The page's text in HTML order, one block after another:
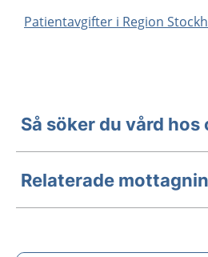
Patientavgifter i Region
Så söker du vård hos
Relaterade